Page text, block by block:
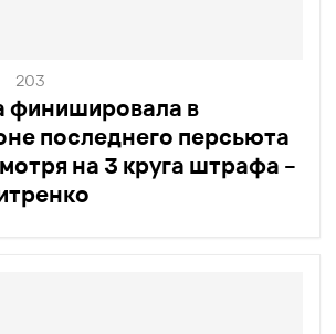
финишировала в
последнего персьюта
на 3 круга штрафа –
203